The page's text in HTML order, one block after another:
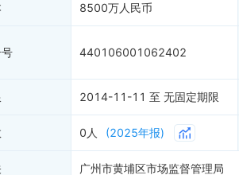
客户
8500万人民币
440106001062402
2014-11-11 至 无固定期限
0人 (2025年报)
广州市黄埔区市场监督管理局